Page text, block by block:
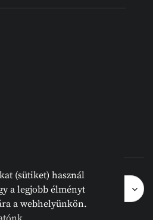
(sütiket) használ
a legjobb élményt
a webhelyünkön.